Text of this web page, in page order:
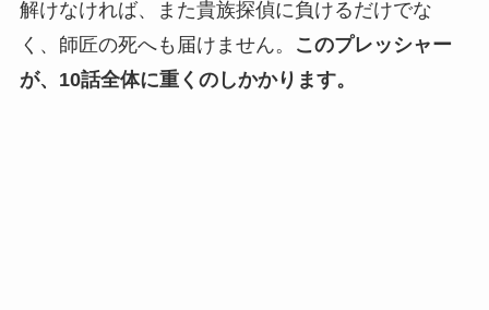
解けなければ、また貴族探偵に負けるだけでな
く、師匠の死へも届けません。
このプレッシャー
が、10話全体に重くのしかかります。